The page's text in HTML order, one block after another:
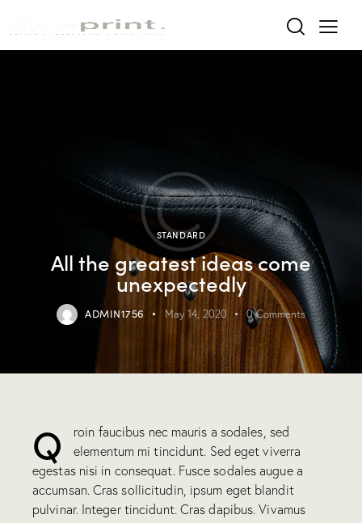
STANDARD
All the greatest ideas come
unexpectedly
ADMIN1756 May 14, 2020 0 Comments
Q
roin faucibus nec mauris a sodales, sed
elementum mi tincidunt. Sed eget viverra
egestas nisi in consequat. Fusce sodales augue a
accumsan. Cras sollicitudin, ipsum eget blandit
pulvinar. Integer tincidunt. Cras dapibus. Vivamus